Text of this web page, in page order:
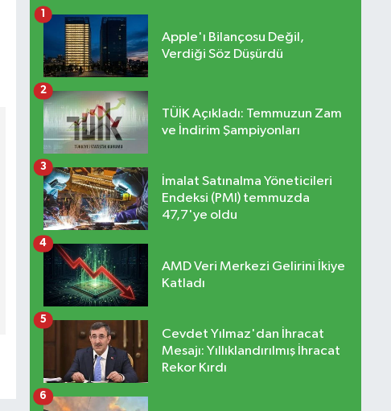
Apple'ı Bilançosu Değil,
Verdiği Söz Düşürdü
1
TÜİK Açıkladı: Temmuzun Zam
ve İndirim Şampiyonları
2
İmalat Satınalma Yöneticileri
Endeksi (PMI) temmuzda
47,7'ye oldu
3
AMD Veri Merkezi Gelirini İkiye
Katladı
4
Cevdet Yılmaz'dan İhracat
Mesajı: Yıllıklandırılmış İhracat
Rekor Kırdı
5
6